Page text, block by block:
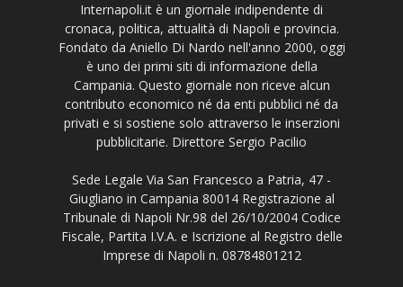
Internapoli.it è un giornale indipendente di
cronaca, politica, attualità di Napoli e provincia.
Fondato da Aniello Di Nardo nell'anno 2000, oggi
è uno dei primi siti di informazione della
Campania. Questo giornale non riceve alcun
contributo economico né da enti pubblici né da
privati e si sostiene solo attraverso le inserzioni
pubblicitarie. Direttore Sergio Pacilio
Sede Legale Via San Francesco a Patria, 47 -
Giugliano in Campania 80014 Registrazione al
Tribunale di Napoli Nr.98 del 26/10/2004 Codice
Fiscale, Partita I.V.A. e Iscrizione al Registro delle
Imprese di Napoli n. 08784801212